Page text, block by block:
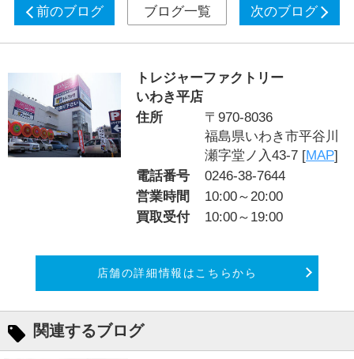
前のブログ ブログ一覧 次のブログ
トレジャーファクトリー
いわき平店
住所
〒970-8036
福島県いわき市平谷川
瀬字堂ノ入43-7 [MAP]
電話番号
0246-38-7644
営業時間
10:00～20:00
買取受付
10:00～19:00
店舗の詳細情報はこちらから
関連するブログ